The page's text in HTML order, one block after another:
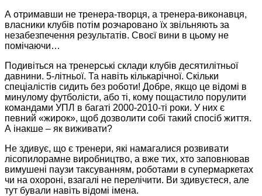
А отримавши не тренера-творця, а тренера-виконавця,
власники клубів потім розчаровано їх звільняють за
незабезпечення результатів. Своєї вини в цьому не
помічаючи…
Подивіться на тренерські склади клубів десятилітньої
давнини. 5-літньої. Та навіть кількарічної. Скільки
спеціалістів сидить без роботи! Добре, якщо це відомі в
минулому футболісти, або ті, кому пощастило порулити
командами УПЛ в багаті 2000-2010-ті роки. У них є
певний «жирок», щоб дозволити собі такий спосіб життя.
А інакше – як виживати?
Не здивує, що є тренери, які намагалися розвивати
лісопилорамне виробництво, а вже тих, хто заповнював
вимушені паузи таксуванням, роботами в супермаркетах
чи на охороні, взагалі не перелічити. Ви здивуєтеся, але
тут бували навіть відомі імена.